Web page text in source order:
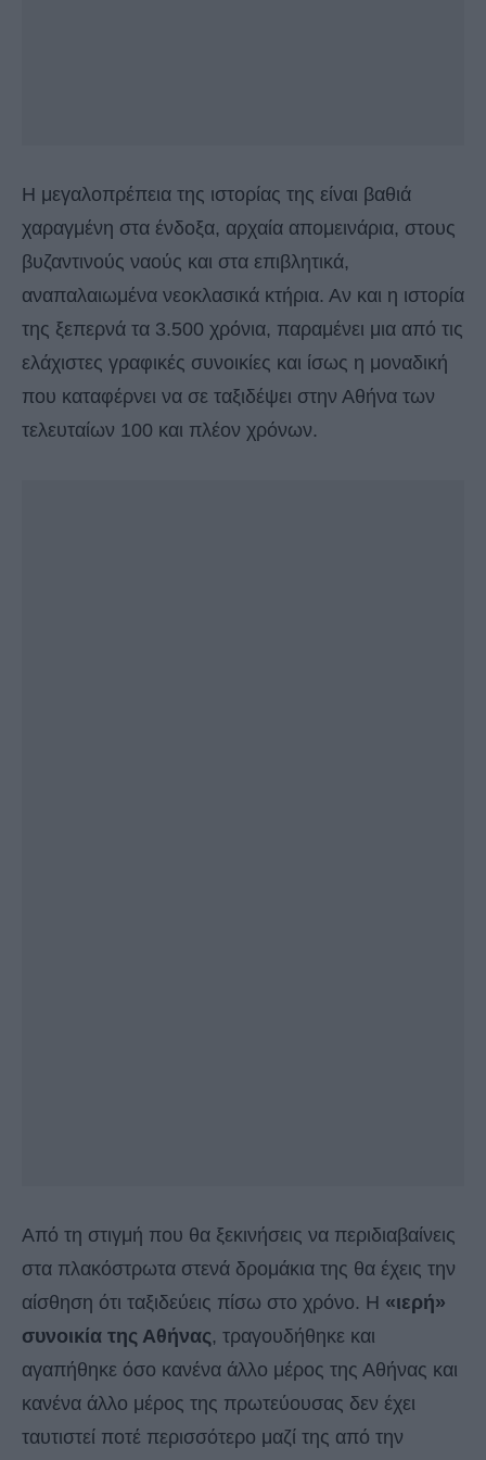
Η μεγαλοπρέπεια της ιστορίας της είναι βαθιά
χαραγμένη στα ένδοξα, αρχαία απομεινάρια, στους
βυζαντινούς ναούς και στα επιβλητικά,
αναπαλαιωμένα νεοκλασικά κτήρια. Αν και η ιστορία
της ξεπερνά τα 3.500 χρόνια, παραμένει μια από τις
ελάχιστες γραφικές συνοικίες και ίσως η μοναδική
που καταφέρνει να σε ταξιδέψει στην Αθήνα των
τελευταίων 100 και πλέον χρόνων.
Από τη στιγμή που θα ξεκινήσεις να περιδιαβαίνεις
στα πλακόστρωτα στενά δρομάκια της θα έχεις την
αίσθηση ότι ταξιδεύεις πίσω στο χρόνο. Η «ιερή»
συνοικία της Αθήνας, τραγουδήθηκε και
αγαπήθηκε όσο κανένα άλλο μέρος της Αθήνας και
κανένα άλλο μέρος της πρωτεύουσας δεν έχει
ταυτιστεί ποτέ περισσότερο μαζί της από την